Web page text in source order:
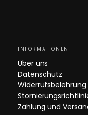
INFORMATIONEN
Über uns
Datenschutz
Widerrufsbelehrung
Zahlung und